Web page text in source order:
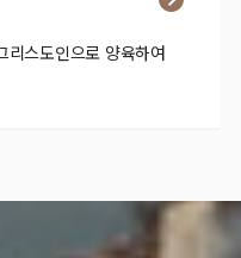
리스도인으로 양육하여